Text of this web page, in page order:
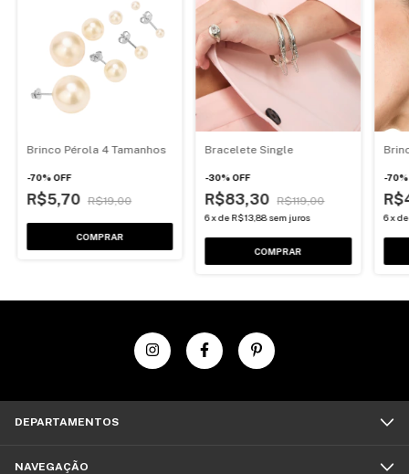
Brinco Pérola 4 Tamanhos
-70%OFF
R$5,70 R$19,00
COMPRAR
Bracelete Single
-30%OFF
R$83,30 R$119,00
6xdeR$13,88 sem juros
COMPRAR
-70
6x
DEPARTAMENTOS
NAVEGAÇÃO